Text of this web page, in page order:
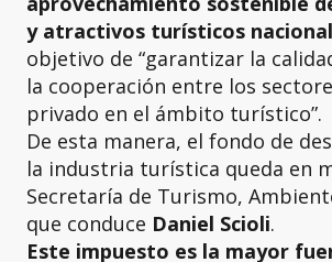
y atractivos turísticos
objetivo de “garantizar la
la cooperación entre los
privado en el ámbito turístico”.
De esta manera, el fondo de
la industria turística queda en
Secretaría de Turismo,
que conduce Daniel Scioli.
Este impuesto es la mayor